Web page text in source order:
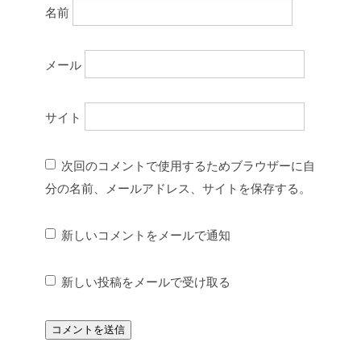
名前
メール
サイト
次回のコメントで使用するためブラウザーに自
分の名前、メールアドレス、サイトを保存する。
新しいコメントをメールで通知
新しい投稿をメールで受け取る